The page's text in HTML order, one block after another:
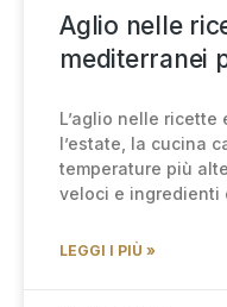
Aglio nelle
mediterranei
L’aglio nelle
l’estate, la cucina
temperature più
veloci e ingredienti
LEGGI I PIÙ »